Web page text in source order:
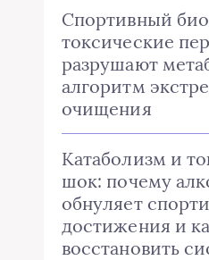
Спортивный
токсические
разрушают
алгоритм
очищения
Катаболизм и
шок: почему
обнуляет
достижения и
восстановить